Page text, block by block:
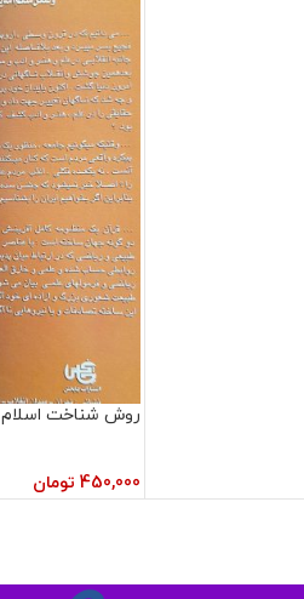
روش شناخت اسلام
450,000 تومان